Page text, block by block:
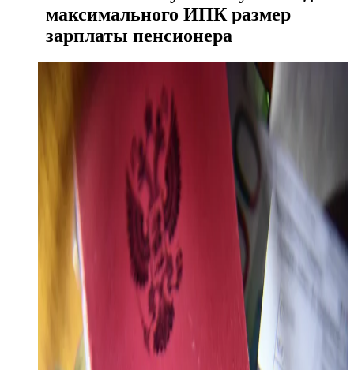
максимального ИПК размер
зарплаты пенсионера